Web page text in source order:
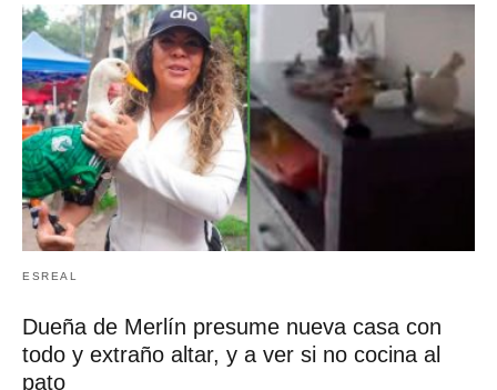
ESREAL
Dueña de Merlín presume nueva casa con
todo y extraño altar, y a ver si no cocina al
pato